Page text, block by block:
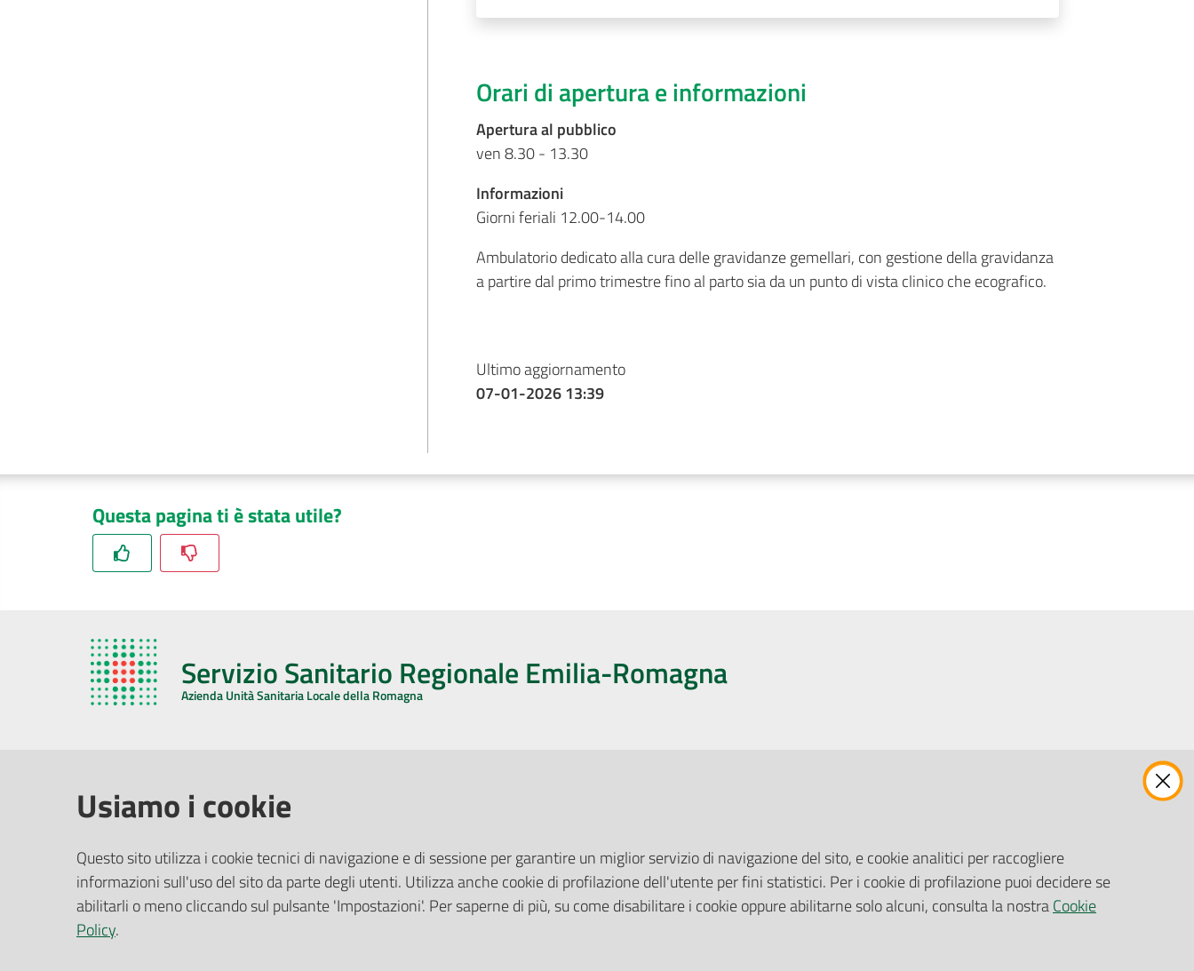
Orari di apertura e informazioni
Apertura al pubblico
ven 8.30 - 13.30
Informazioni
Giorni feriali 12.00-14.00
Ambulatorio dedicato alla cura delle gravidanze gemellari, con gestione della gravidanza
a partire dal primo trimestre fino al parto sia da un punto di vista clinico che ecografico.
Ultimo aggiornamento
07-01-2026 13:39
Questa pagina ti è stata utile?
Servizio Sanitario Regionale Emilia-Romagna
Azienda Unità Sanitaria Locale della Romagna
Via De Gasperi, 8 - 48121 Ravenna (RA)
CF/P.IVA:02483810392
PEC:
azienda@pec.auslromagna.it
Ufficio Relazioni con il Pubblico
Riferimenti per la Stampa
Pubblicità legale
Albo Pretorio
Privacy Policy
Attuazione Misure PNRR
Gare e Appalti
Richiesta Patrocinio
Usiamo i cookie
Questo sito utilizza i cookie tecnici di navigazione e di sessione per garantire un miglior servizio di navigazione del sito, e cookie analitici per raccogliere
informazioni sull'uso del sito da parte degli utenti. Utilizza anche cookie di profilazione dell'utente per fini statistici. Per i cookie di profilazione puoi decidere se
abilitarli o meno cliccando sul pulsante 'Impostazioni'. Per saperne di più, su come disabilitare i cookie oppure abilitarne solo alcuni, consulta la nostraCookie
Policy.